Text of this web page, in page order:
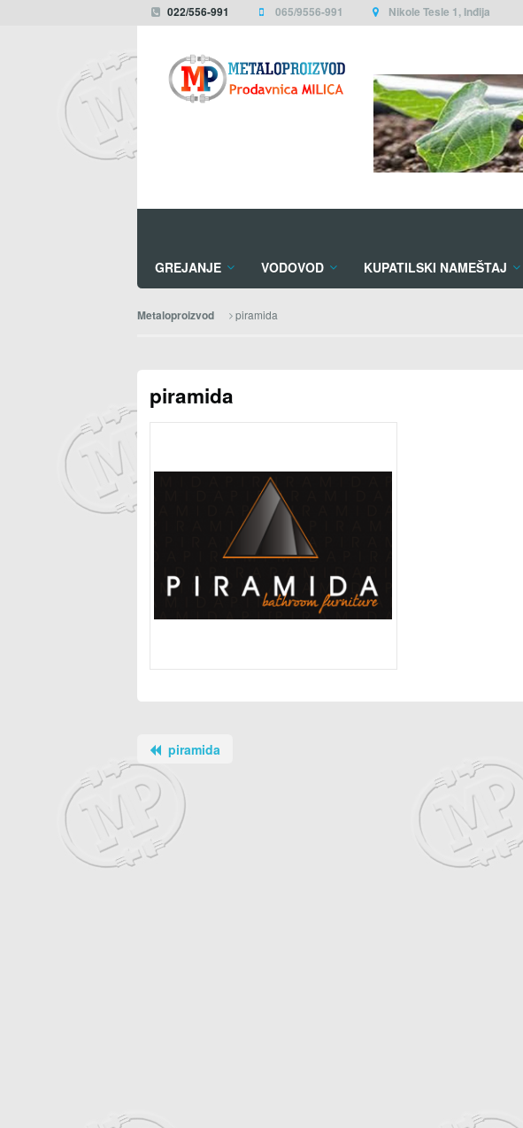
022/556-991 065/9556-991 Nikole Tesle 1, Inđija
GREJANJE VODOVOD KUPATILSKI NAMEŠTAJ
Metaloproizvod piramida
piramida
piramida